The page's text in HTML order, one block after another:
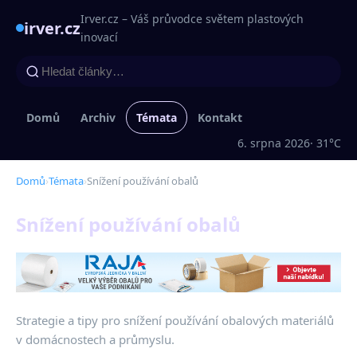
irver.czIrver.cz – Váš průvodce světem plastových
inovací
Domů Archiv Témata
Kontakt
6. srpna 2026· 31°C
Domů›Témata›Snížení používání obalů
Snížení používání obalů
Strategie a tipy pro snížení používání obalových materiálů
v domácnostech a průmyslu.